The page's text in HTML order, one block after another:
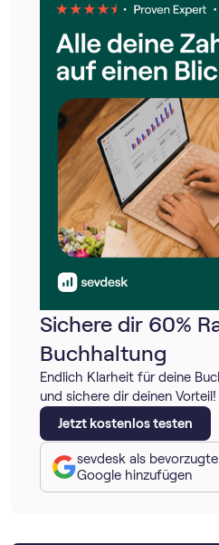
Sichere dir 60%
Buchhaltung
Endlich Klarheit für deine
und sichere dir deinen Vorteil!
Jetzt kostenlos testen
sevdesk als
Google hinzufügen